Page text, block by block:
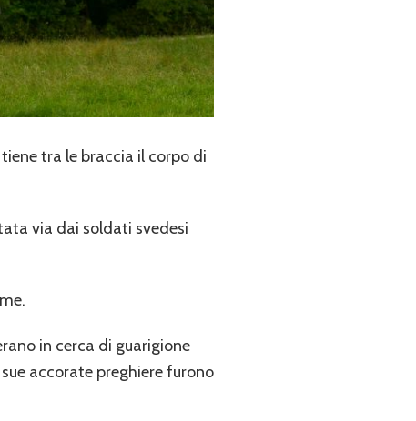
tra le braccia il corpo di
via dai soldati svedesi
in cerca di guarigione
accorate preghiere furono